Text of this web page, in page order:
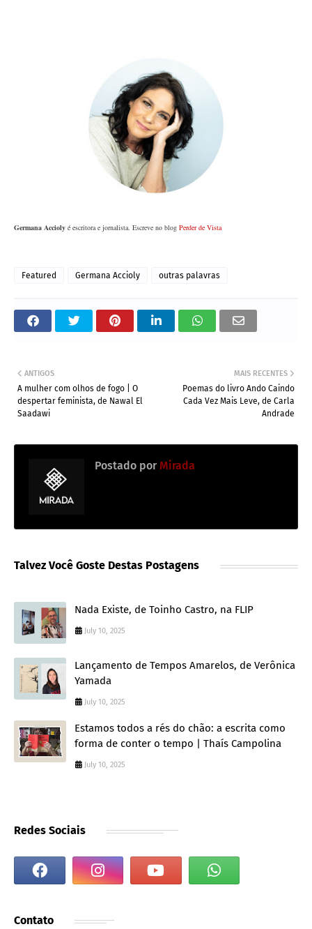
Germana Accioly é escritora e jornalista. Escreve no blog Perder de Vista
Featured Germana Accioly outras palavras
MAIS RECENTES
Poemas do livro Ando Caindo
Cada Vez Mais Leve, de Carla
Andrade
ANTIGOS
A mulher com olhos de fogo | O
despertar feminista, de Nawal El
Saadawi
Postado por Mirada
Talvez Você Goste Destas Postagens
Nada Existe, de Toinho Castro, na FLIP
July 10, 2025
Lançamento de Tempos Amarelos, de Verônica
Yamada
July 10, 2025
Estamos todos a rés do chão: a escrita como
forma de conter o tempo | Thaís Campolina
July 10, 2025
Redes Sociais
Contato